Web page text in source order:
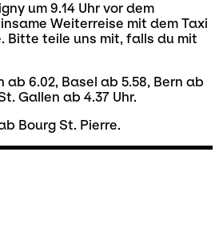
um 9.14 Uhr vor dem
Weiterreise mit dem Taxi
Bitte teile uns mit, falls du mit
ab 6.02, Basel ab 5.58, Bern ab
Gallen ab 4.37 Uhr.
Bourg St. Pierre.